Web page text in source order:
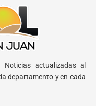
Noticias actualizadas al
departamento y en cada